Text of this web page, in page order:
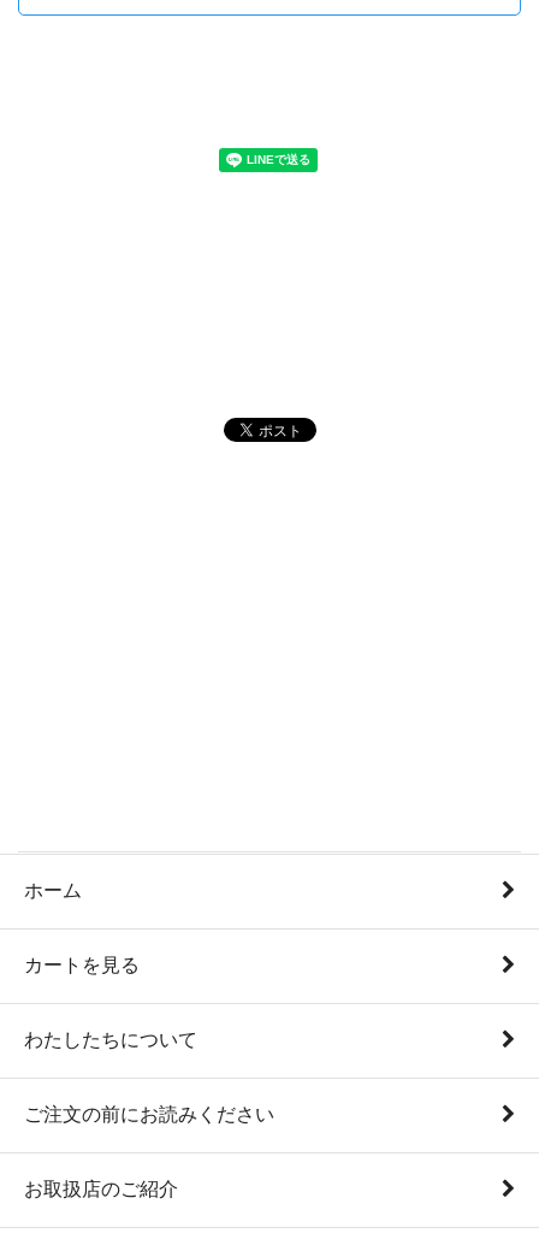
ホーム
カートを見る
わたしたちについて
ご注文の前にお読みください
お取扱店のご紹介